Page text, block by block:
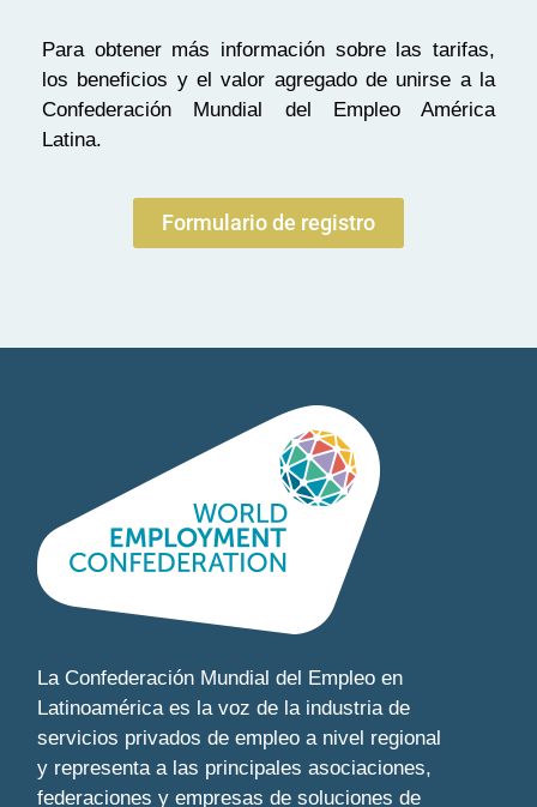
Para obtener más información sobre las tarifas,
los beneficios y el valor agregado de unirse a la
Confederación Mundial del Empleo América
Latina.
Formulario de registro
La Confederación Mundial del Empleo en
Latinoamérica es la voz de la industria de
servicios privados de empleo a nivel regional
y representa a las principales asociaciones,
federaciones y empresas de soluciones de